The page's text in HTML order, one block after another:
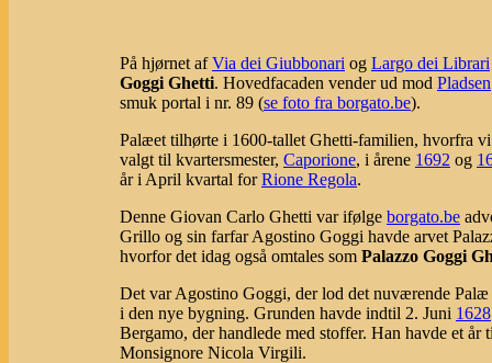
På hjørnet afVia dei Giubbonari og Largo dei Librari
Goggi Ghetti. Hovedfacaden vender ud mod Pladsen
smuk portal i nr. 89 (se foto fra borgato.be).
Palæet tilhørte i 1600-tallet Ghetti-familien, hvorfra
valgt til kvartersmester, Caporione, i årene 1692 og
år i April kvartal forRione Regola.
Denne Giovan Carlo Ghetti var ifølge borgato.be
Grillo og sin farfar Agostino Goggi havde arvet
hvorfor det idag også omtales som Palazzo Goggi
Det var Agostino Goggi, der lod det nuværende
i den nye bygning. Grunden havde indtil 2. Juni 1628
Bergamo, der handlede med stoffer. Han havde et
Monsignore Nicola Virgili.